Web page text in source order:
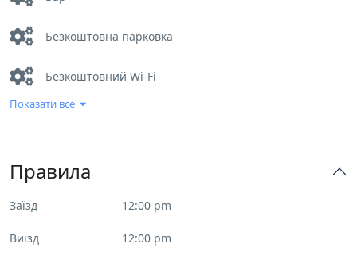
Безкоштовна парковка
Безкоштовний Wi-Fi
можливостями
Показати все
Правила
Заїзд 12:00 pm
Виїзд 12:00 pm